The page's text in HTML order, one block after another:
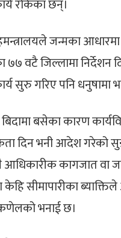
रोकेका छन्।
जन्मका
वटै जिल्लामा निर्देशन
सुरु गरिए पनि
बसेका कारण
दिन भनी आदेश गरेको
कागजात वा
केहि सीमापारीका
भनाई छ।